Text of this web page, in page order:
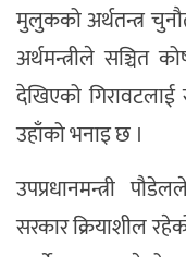
मुलुकको अर्थतन्त्र
अर्थमन्त्रीले सञ्चित
देखिएको
उहाँको भनाइ छ ।
उपप्रधानमन्त्री
सरकार क्रियाशील